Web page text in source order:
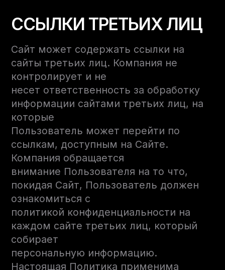
ССЫЛКИ ТРЕТЬИХ ЛИЦ
Сайт может содержать ссылки на
сайты третьих лиц. Компания не
контролирует и не
несет ответственность за обработку
информации сайтами третьих лиц, на
которые
Пользователь может перейти по
ссылкам, доступным на Сайте.
Компания обращается
внимание Пользователя на то что,
покидая Сайт, Пользователь должен
ознакомиться с
политикой конфиденциальности на
каждом сайте третьих лиц, который
собирает
персональную информацию.
Настоящая Политика применима